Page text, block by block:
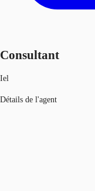
Consultant
Iel
Détails de l'agent